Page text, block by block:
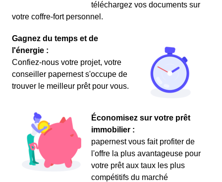
téléchargez vos documents sur
votre coffre-fort personnel.
Gagnez du temps et de
l'énergie :
Confiez-nous votre projet, votre
conseiller papernest s'occupe de
trouver le meilleur prêt pour vous.
Économisez sur votre prêt
immobilier :
papernest vous fait profiter de
l'offre la plus avantageuse pour
votre prêt aux taux les plus
compétitifs du marché